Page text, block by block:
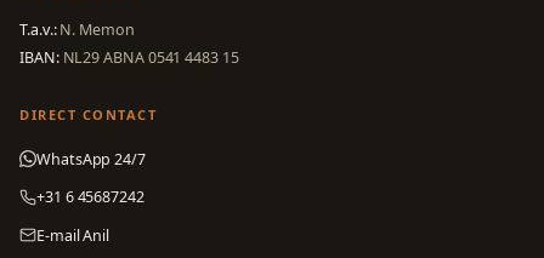
T.a.v.:N. Memon
IBAN:NL29 ABNA 0541 4483 15
DIRECT CONTACT
WhatsApp 24/7
+31 6 45687242
E-mail Anil